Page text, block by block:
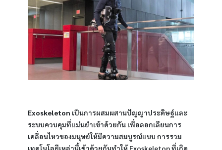
Exoskeleton เป็นการผสมผสานปัญญาประดิษฐ์และ
ระบบควบคุมที่แม่นยำเข้าด้วยกัน เพื่อลอกเลียนการ
เคลื่อนไหวของมนุษย์ให้มีความสมบูรณ์แบบ การรวม
เทคโนโลยีเหล่านี้เข้าด้วยกันทำให้ Exoskeleton ที่เกิด